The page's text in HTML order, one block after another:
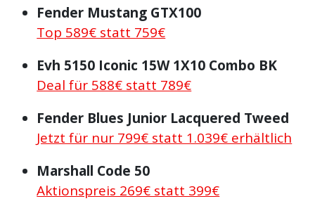
Fender Mustang GTX100
Top 589€ statt 759€
Evh 5150 Iconic 15W 1X10 Combo BK
Deal für 588€ statt 789€
Fender Blues Junior Lacquered Tweed
Jetzt für nur 799€ statt 1.039€ erhältlich
Marshall Code 50
Aktionspreis 269€ statt 399€